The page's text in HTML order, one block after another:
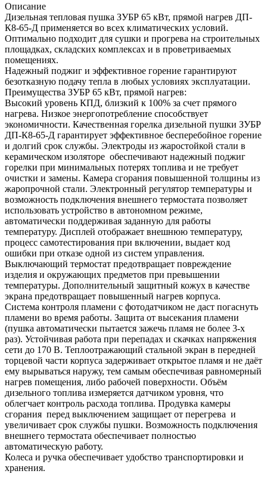
Описание
Дизельная тепловая пушка ЗУБР 65 кВт, прямой нагрев ДП-
К8-65-Д применяется во всех климатических условий.
Оптимально подходит для сушки и прогрева на строительных
площадках, складских комплексах и в проветриваемых
помещениях.
Надежный поджиг и эффективное горение гарантируют
безотказную подачу тепла в любых условиях эксплуатации.
Преимущества ЗУБР 65 кВт, прямой нагрев:
Высокий уровень КПД, близкий к 100% за счет прямого
нагрева. Низкое энергопотребление способствует
экономичности. Качественная горелка дизельной пушки ЗУБР
ДП-К8-65-Д гарантирует эффективное бесперебойное горение
и долгий срок службы. Электроды из жаростойкой стали в
керамическом изоляторе обеспечивают надежный поджиг
горелки при минимальных потерях топлива и не требует
очистки и замены. Камера сгорания повышенной толщины из
жаропрочной стали. Электронный регулятор температуры и
возможность подключения внешнего термостата позволяет
использовать устройство в автономном режиме,
автоматически поддерживая заданную для работы
температуру. Дисплей отображает внешнюю температуру,
процесс самотестирования при включении, выдает код
ошибки при отказе одной из систем управления.
Выключающий термостат предотвращает повреждение
изделия и окружающих предметов при превышении
температуры. Дополнительный защитный кожух в качестве
экрана предотвращает повышенный нагрев корпуса.
Система контроля пламени с фотодатчиком не даст погаснуть
пламени во время работы. Защита от высекания пламени
(пушка автоматически пытается зажечь пламя не более 3-х
раз). Устойчивая работа при перепадах и скачках напряжения
сети до 170 В. Теплоотражающий стальной экран в передней
торцевой части корпуса задерживает открытое пламя и не даёт
ему вырываться наружу, тем самым обеспечивая равномерный
нагрев помещения, либо рабочей поверхности. Объём
дизельного топлива измеряется датчиком уровня, что
облегчает контроль расхода топлива. Продувка камеры
сгорания перед выключением защищает от перегрева и
увеличивает срок службы пушки. Возможность подключения
внешнего термостата обеспечивает полностью
автоматическую работу.
Колеса и ручка обеспечивает удобство транспортировки и
хранения.